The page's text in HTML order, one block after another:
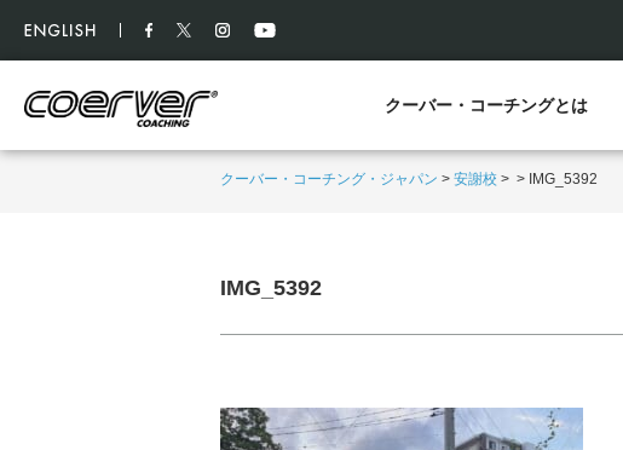
クーバー・コーチングとは
クーバー・コーチング・ジャパン > 安謝校 > > IMG_5392
IMG_5392